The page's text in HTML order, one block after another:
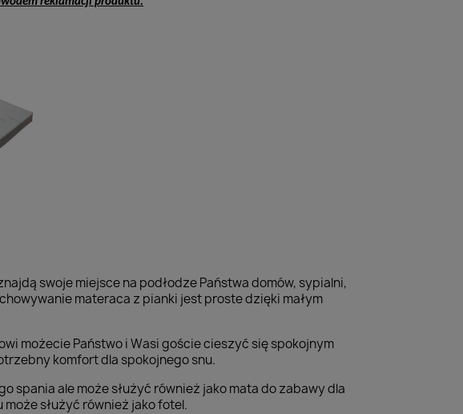
swoje miejsce na podłodze Państwa domów, sypialni,
materaca z pianki jest proste dzięki małym
możecie Państwo i Wasi goście cieszyć się spokojnym
komfort dla spokojnego snu.
spania ale może służyć również jako mata do zabawy dla
służyć również jako fotel.